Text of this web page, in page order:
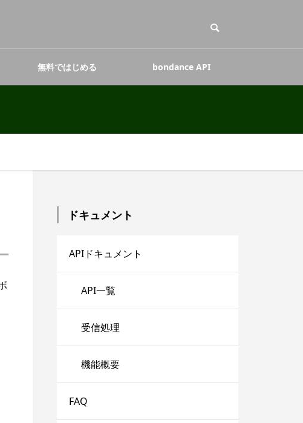
無料ではじめる bondance API
ドキュメント
APIドキュメント
API一覧
受信処理
機能概要
FAQ